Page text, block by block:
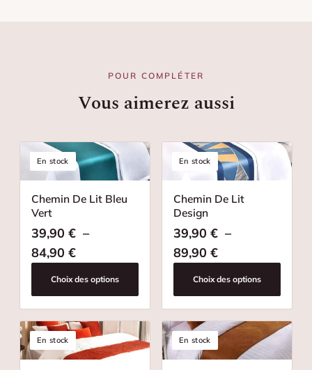
POUR COMPLÉTER
Vous aimerez aussi
En stock
Chemin De Lit Bleu
Vert
39,90 € –
84,90 €Plage de prix : 39,90 € à 84,90 €
Choix des options
En stock
Chemin De Lit
Design
39,90 € –
89,90 €Plage de prix :
Choix des options
En stock En stock